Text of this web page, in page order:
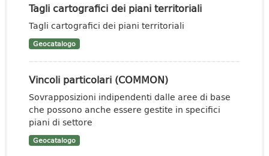
Tagli cartografici dei piani territoriali
Tagli cartografici dei piani territoriali
Geocatalogo
Vincoli particolari (COMMON)
Sovrapposizioni indipendenti dalle aree di base
che possono anche essere gestite in specifici
piani di settore
Geocatalogo